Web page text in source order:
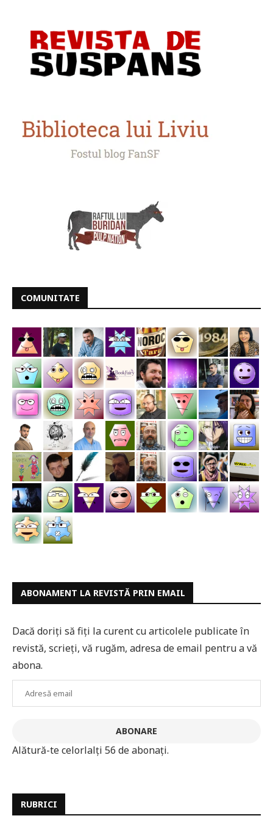
COMUNITATE
ABONAMENT LA REVISTĂ PRIN EMAIL
Dacă doriți să fiți la curent cu articolele publicate în
revistă, scrieți, vă rugăm, adresa de email pentru a vă
abona.
ABONARE
Alătură-te celorlalți 56 de abonați.
RUBRICI